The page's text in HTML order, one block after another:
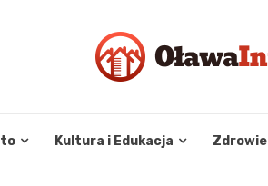
Kultura i Edukacja Zdrowie